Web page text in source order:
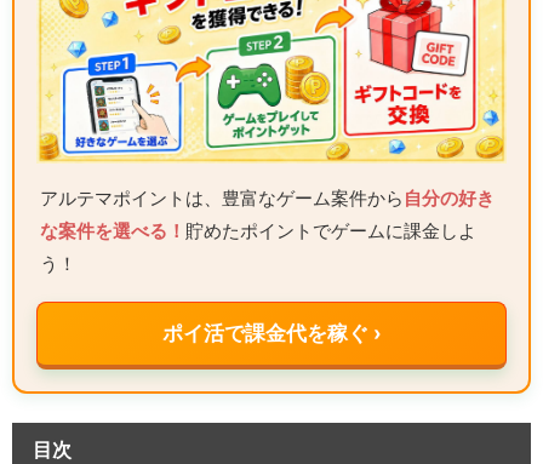
アルテマポイントは、豊富なゲーム案件から 自分の好き
な案件を選べる！ 貯めたポイントでゲームに課金しよ
う！
ポイ活で課金代を稼ぐ ›
目次